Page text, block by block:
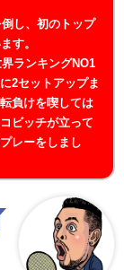
し、初のトップ
す。
ランキングNO1
2セットアップま
負けを喫しては
ビッチが立って
レーをしまし